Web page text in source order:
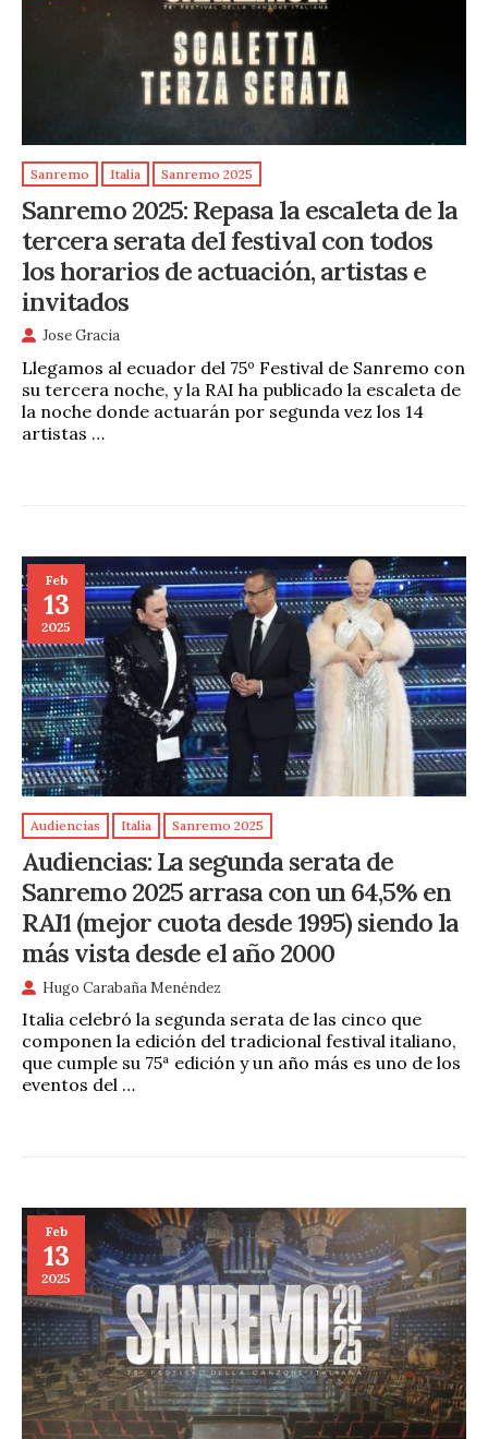
Sanremo Italia Sanremo 2025
Sanremo 2025: Repasa la escaleta de la
tercera serata del festival con todos
los horarios de actuación, artistas e
invitados
Jose Gracia
Llegamos al ecuador del 75º Festival de Sanremo con
su tercera noche, y la RAI ha publicado la escaleta de
la noche donde actuarán por segunda vez los 14
artistas …
Feb
13
2025
Audiencias Italia Sanremo 2025
Audiencias: La segunda serata de
Sanremo 2025 arrasa con un 64,5% en
RAI1 (mejor cuota desde 1995) siendo la
más vista desde el año 2000
Hugo Carabaña Menéndez
Italia celebró la segunda serata de las cinco que
componen la edición del tradicional festival italiano,
que cumple su 75ª edición y un año más es uno de los
eventos del …
Feb
13
2025